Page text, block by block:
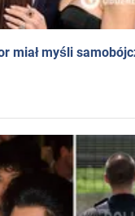
miał myśli